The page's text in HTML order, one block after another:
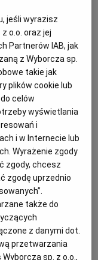
do zbycia.
jako skuteczna,
w
są
podlegają
dla egzekucji
ma przy tym
stanowi
jeśli wyrazisz
o.o. oraz jej
Partnerów IAB, jak
z Wyborcza sp.
takie jak
plików cookie lub
celów
wyświetlania
i
i w Internecie lub
Wyrażenie zgody
zgody, chcesz
zgodę uprzednio
także do
z danymi dot.
przetwarzania
sp. z o.o.,